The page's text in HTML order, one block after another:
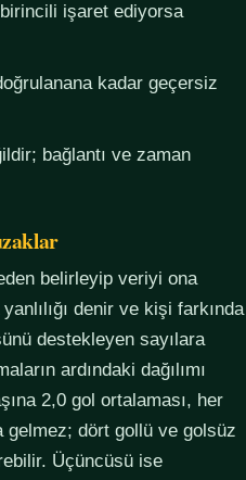
işaret ediyorsa
kadar geçersiz
bağlantı ve zaman
belirleyip veriyi ona
denir ve kişi farkında
destekleyen sayılara
ardındaki dağılımı
2,0 gol ortalaması, her
gelmez; dört gollü ve golsüz
Üçüncüsü ise